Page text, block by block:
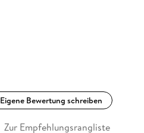
Eigene Bewertung schreiben
Zur Empfehlungsrangliste